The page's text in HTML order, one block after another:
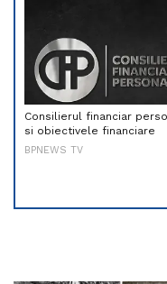
Consilierul financiar
si obiectivele financiare
BPNEWS TV